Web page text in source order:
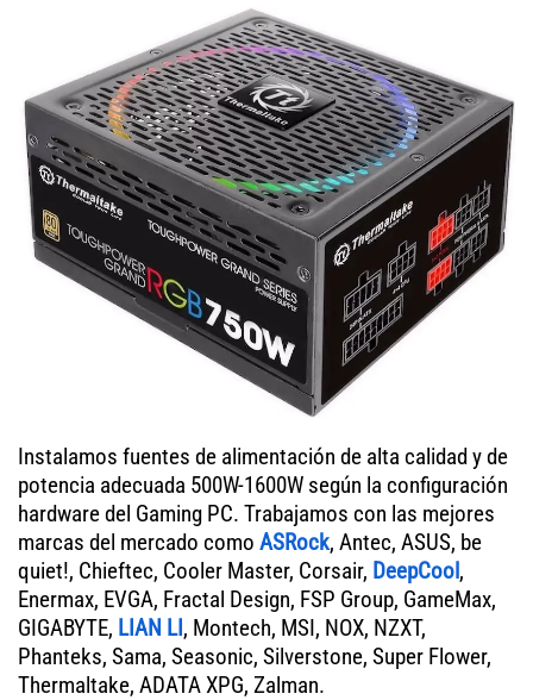
Instalamos fuentes de alimentación de alta calidad y de
potencia adecuada 500W-1600W según la configuración
hardware del Gaming PC. Trabajamos con las mejores
marcas del mercado como ASRock, Antec, ASUS, be
quiet!, Chieftec, Cooler Master, Corsair, DeepCool,
Enermax, EVGA, Fractal Design, FSP Group, GameMax,
GIGABYTE, LIAN LI, Montech, MSI, NOX, NZXT,
Phanteks, Sama, Seasonic, Silverstone, Super Flower,
Thermaltake, ADATA XPG, Zalman.